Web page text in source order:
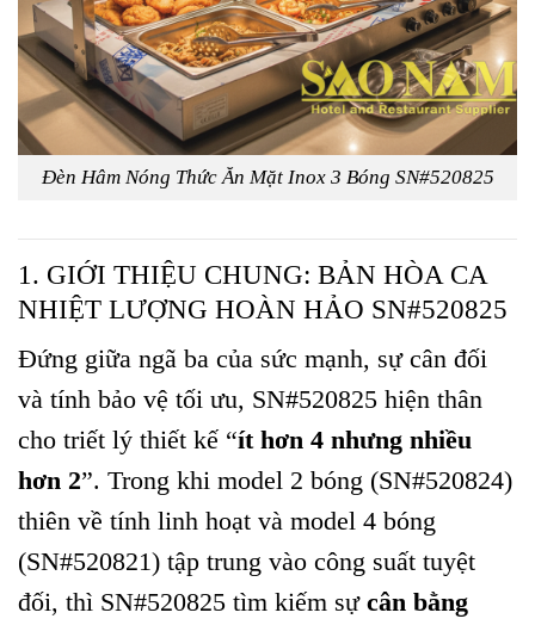
Đèn Hâm Nóng Thức Ăn Mặt Inox 3 Bóng SN#520825
1. GIỚI THIỆU CHUNG: BẢN HÒA CA
NHIỆT LƯỢNG HOÀN HẢO SN#520825
Đứng giữa ngã ba của sức mạnh, sự cân đối
và tính bảo vệ tối ưu, SN#520825 hiện thân
cho triết lý thiết kế “ít hơn 4 nhưng nhiều
hơn 2”. Trong khi model 2 bóng (SN#520824)
thiên về tính linh hoạt và model 4 bóng
(SN#520821) tập trung vào công suất tuyệt
đối, thì SN#520825 tìm kiếm sự cân bằng